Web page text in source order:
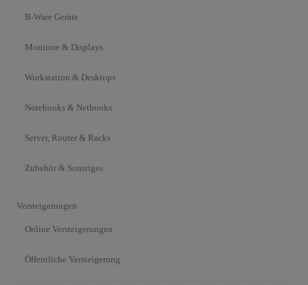
B-Ware Geräte
Monitore & Displays
Workstation & Desktops
Notebooks & Netbooks
Server, Router & Racks
Zubehör & Sonstiges
Versteigerungen
Online Versteigerungen
Öffentliche Versteigerung